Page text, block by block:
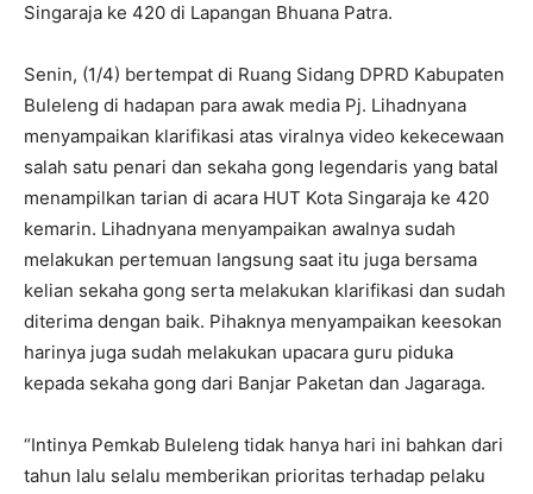
Singaraja ke 420 di Lapangan Bhuana Patra.
Senin, (1/4) bertempat di Ruang Sidang DPRD Kabupaten
Buleleng di hadapan para awak media Pj. Lihadnyana
menyampaikan klarifikasi atas viralnya video kekecewaan
salah satu penari dan sekaha gong legendaris yang batal
menampilkan tarian di acara HUT Kota Singaraja ke 420
kemarin. Lihadnyana menyampaikan awalnya sudah
melakukan pertemuan langsung saat itu juga bersama
kelian sekaha gong serta melakukan klarifikasi dan sudah
diterima dengan baik. Pihaknya menyampaikan keesokan
harinya juga sudah melakukan upacara guru piduka
kepada sekaha gong dari Banjar Paketan dan Jagaraga.
“Intinya Pemkab Buleleng tidak hanya hari ini bahkan dari
tahun lalu selalu memberikan prioritas terhadap pelaku